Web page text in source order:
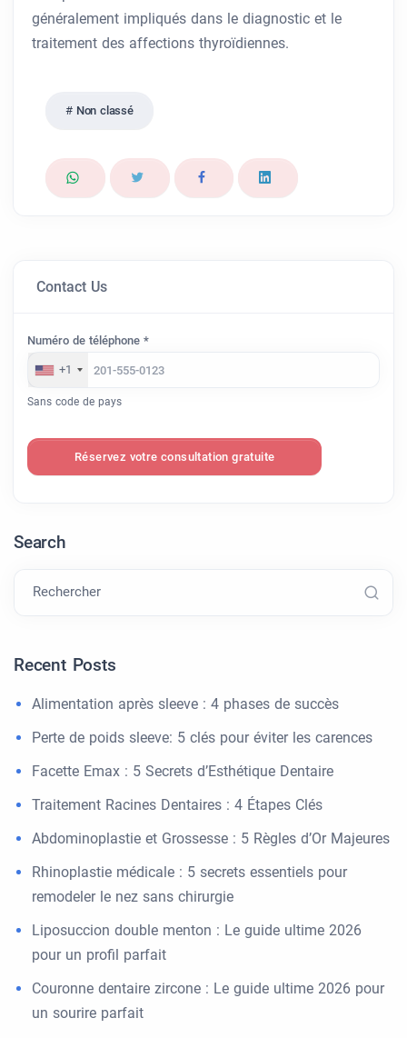
généralement impliqués dans le diagnostic et le
traitement des affections thyroïdiennes.
Non classé
Contact Us
Numéro de téléphone *
+1
Sans code de pays
Réservez votre consultation gratuite
Search
Rechercher
Recent Posts
Alimentation après sleeve : 4 phases de succès
Perte de poids sleeve: 5 clés pour éviter les carences
Facette Emax : 5 Secrets d’Esthétique Dentaire
Traitement Racines Dentaires : 4 Étapes Clés
Abdominoplastie et Grossesse : 5 Règles d’Or Majeures
Rhinoplastie médicale : 5 secrets essentiels pour
remodeler le nez sans chirurgie
Liposuccion double menton : Le guide ultime 2026
pour un profil parfait
Couronne dentaire zircone : Le guide ultime 2026 pour
un sourire parfait